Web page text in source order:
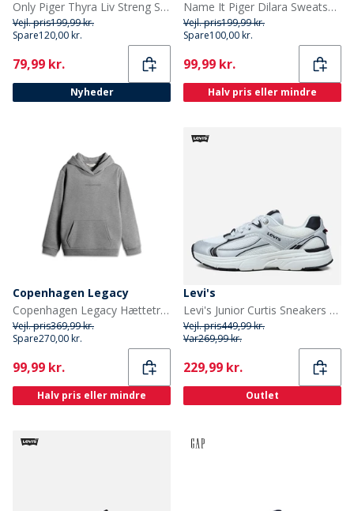
Only Piger Thyra Liv Streng Shorts Aqua Foam
Vejl. pris199,99 kr.
Spare120,00 kr.
Current
79,99 kr.
Nyheder
Name It Piger Dilara Sweatshirt Pirouette
Vejl. pris199,99 kr.
Spare100,00 kr.
Current
99,99 kr.
Halv pris eller mindre
Copenhagen Legacy
Copenhagen Legacy Hættetrøje Grå Melange til Børn
Vejl. pris369,99 kr.
Spare270,00 kr.
Current
99,99 kr.
Halv pris eller mindre
Levi's
Levi's Junior Curtis Sneakers Silver White Black 0908
Vejl. pris449,99 kr.
Var269,99 kr.
Current
229,99 kr.
Outlet